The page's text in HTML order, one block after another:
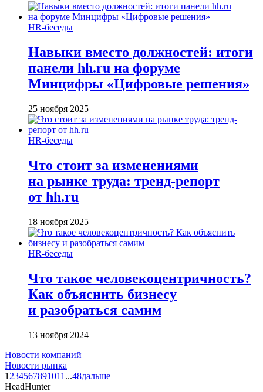
HR-беседы
Навыки вместо должностей: итоги
панели hh.ru на форуме
Минцифры «Цифровые решения»
25 ноября 2025
HR-беседы
Что стоит за изменениями
на рынке труда: тренд-репорт
от hh.ru
18 ноября 2025
HR-беседы
Что такое человеко­центричность?
Как объяснить бизнесу
и разобраться самим
13 ноября 2024
Новости компаний
Новости рынка
1 234567891011 ...48дальше
HeadHunter